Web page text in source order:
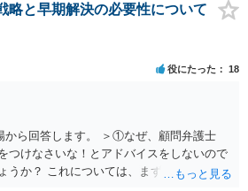
う可能性はあると考えます。 もっとも、高
もやはり解雇のハードルは相応に高いもの
リスクを避ける観点からは、会社側として
雇用契約で募集する、試用期間付を設け
るという方法もあり得るかと存じます。
る場合は、運用面によっては実質的に雇
れるリスクもありますので顧問弁護士の先
断ください。）
ンドからすれば、弁護士のせいではなく、
て経営者の判断であり、責任ではないかと
込みが芳しくないことやリスクをいくらお
だけない経営者や依頼者はいますし、代
してもあくまで決めるのは依頼者ですか
との責任は弁護士にあるわけではない、
。そのような場合、仕事をしていて心地
辞任を検討することもありますが、最終
だろうと考えて続けることもあります。 ご
んの対応や方針に疑問を持ち、それによ
、このままでは会社がたち行かなくなると
略と早期解決の必要性について
役にたった 18
から回答します。 ＞①なぜ、顧問弁護士
つけなさいな！とアドバイスをしないので
うか？ これについては、まず基本的に顧問